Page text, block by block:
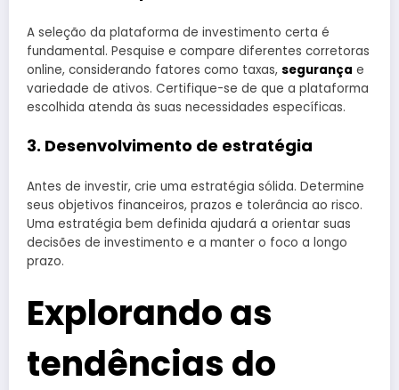
A seleção da plataforma de investimento certa é
fundamental. Pesquise e compare diferentes corretoras
online, considerando fatores como taxas, segurança e
variedade de ativos. Certifique-se de que a plataforma
escolhida atenda às suas necessidades específicas.
3. Desenvolvimento de estratégia
Antes de investir, crie uma estratégia sólida. Determine
seus objetivos financeiros, prazos e tolerância ao risco.
Uma estratégia bem definida ajudará a orientar suas
decisões de investimento e a manter o foco a longo
prazo.
Explorando as
tendências do